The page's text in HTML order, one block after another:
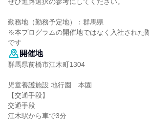
勤務地（勤務予定地）：群馬県
※本プログラムの開催地ではなく入社された
です
開催地
群馬県前橋市江木町1304
児童養護施設 地行園 本園
【交通手段】
交通手段
江木駅から車で3分